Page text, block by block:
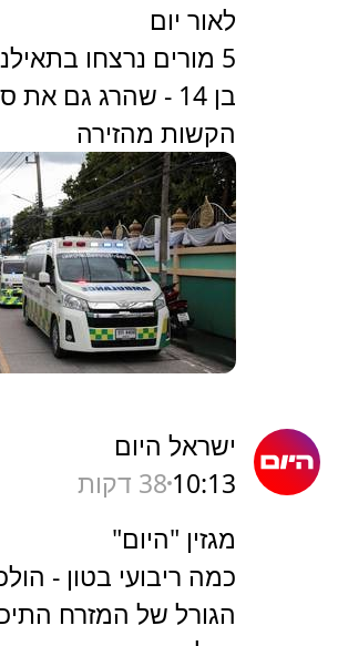
לאור יום
5 מורים נרצחו
בן 14 - שהרג גם
הקשות מהזירה
ישראל היום
10:13 38 דקות
מגזין "היום"
כמה ריבועי בטון -
הגורל של המזרח